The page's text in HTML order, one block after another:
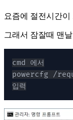
요즘에 절전시간
그래서 잠잘때 맨
입력